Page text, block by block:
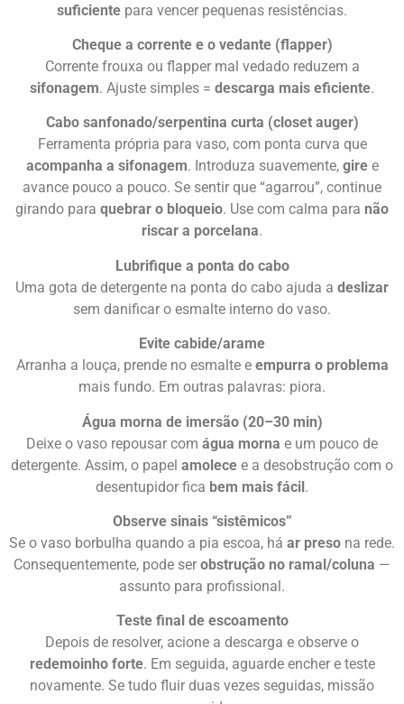
suficiente para vencer pequenas resistências.
Cheque a corrente e o vedante (flapper)
Corrente frouxa ou flapper mal vedado reduzem a
sifonagem. Ajuste simples = descarga mais eficiente.
Cabo sanfonado/serpentina curta (closet auger)
Ferramenta própria para vaso, com ponta curva que
acompanha a sifonagem. Introduza suavemente, giree
avance pouco a pouco. Se sentir que “agarrou”, continue
girando para quebrar o bloqueio. Use com calma para não
riscar a porcelana.
Lubrifique a ponta do cabo
Uma gota de detergente na ponta do cabo ajuda a deslizar
sem danificar o esmalte interno do vaso.
Evite cabide/arame
Arranha a louça, prende no esmalte e empurra o problema
mais fundo. Em outras palavras: piora.
Água morna de imersão (20–30 min)
Deixe o vaso repousar com água morna e um pouco de
detergente. Assim, o papel amolece e a desobstrução com o
desentupidor fica bem mais fácil.
Observe sinais “sistêmicos”
Se o vaso borbulha quando a pia escoa, há ar preso na rede.
Consequentemente, pode ser obstrução no ramal/coluna —
assunto para profissional.
Teste final de escoamento
Depois de resolver, acione a descarga e observe o
redemoinho forte. Em seguida, aguarde encher e teste
novamente. Se tudo fluir duas vezes seguidas, missão